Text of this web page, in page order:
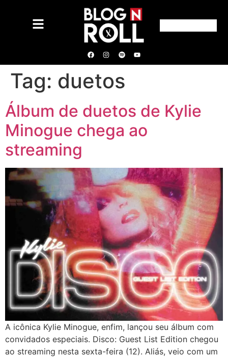
Tag: duetos
Álbum de duetos de Kylie
Minogue chega ao
streaming
A icônica Kylie Minogue, enfim, lançou seu álbum com
convidados especiais. Disco: Guest List Edition chegou
ao streaming nesta sexta-feira (12). Aliás, veio com um